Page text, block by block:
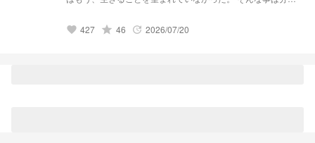
favorite 427 grade 46 update 2026/07/20